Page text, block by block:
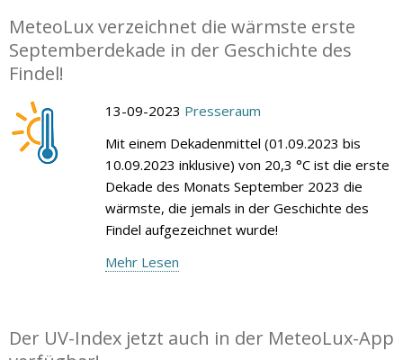
MeteoLux verzeichnet die wärmste erste
Septemberdekade in der Geschichte des
Findel!
13-09-2023 Presseraum
Mit einem Dekadenmittel (01.09.2023 bis
10.09.2023 inklusive) von 20,3 °C ist die erste
Dekade des Monats September 2023 die
wärmste, die jemals in der Geschichte des
Findel aufgezeichnet wurde!
Mehr Lesen
Der UV-Index jetzt auch in der MeteoLux-App